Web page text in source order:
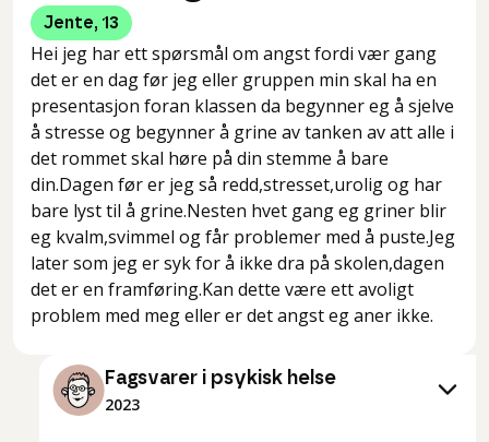
Jente, 13
Hei jeg har ett spørsmål om angst fordi vær gang
det er en dag før jeg eller gruppen min skal ha en
presentasjon foran klassen da begynner eg å sjelve
å stresse og begynner å grine av tanken av att alle i
det rommet skal høre på din stemme å bare
din.Dagen før er jeg så redd,stresset,urolig og har
bare lyst til å grine.Nesten hvet gang eg griner blir
eg kvalm,svimmel og får problemer med å puste.Jeg
later som jeg er syk for å ikke dra på skolen,dagen
det er en framføring.Kan dette være ett avoligt
problem med meg eller er det angst eg aner ikke.
Fagsvarer i psykisk helse
2023